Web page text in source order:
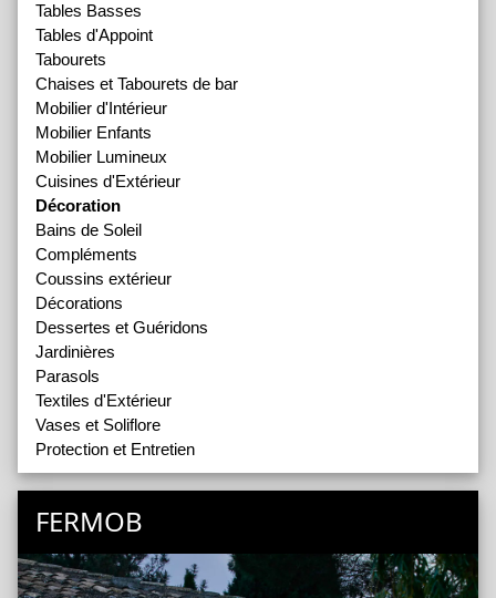
Tables Basses
Tables d'Appoint
Tabourets
Chaises et Tabourets de bar
Mobilier d'Intérieur
Mobilier Enfants
Mobilier Lumineux
Cuisines d'Extérieur
Décoration
Bains de Soleil
Compléments
Coussins extérieur
Décorations
Dessertes et Guéridons
Jardinières
Parasols
Textiles d'Extérieur
Vases et Soliflore
Protection et Entretien
FERMOB